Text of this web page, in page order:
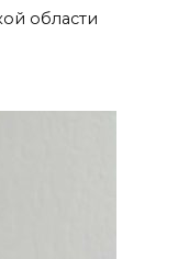
области